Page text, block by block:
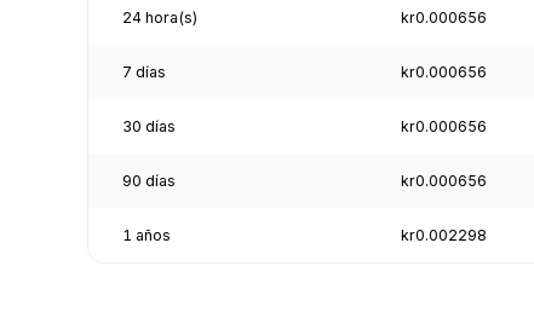
24 hora(s) kr0.000656
7 días kr0.000656
30 días kr0.000656
90 días kr0.000656
1 años kr0.002298